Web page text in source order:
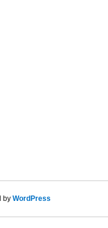
by WordPress